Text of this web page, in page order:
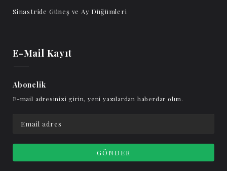
Sinastride Güneş ve Ay Düğümleri
E-Mail Kayıt
Abonelik
E-mail adresinizi girin, yeni yazılardan haberdar olun.